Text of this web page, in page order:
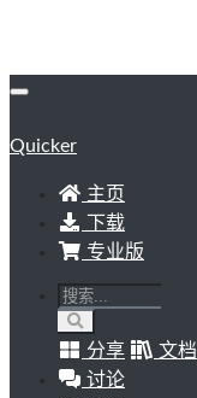
Quicker
主页
下载
专业版
分享
文档
讨论